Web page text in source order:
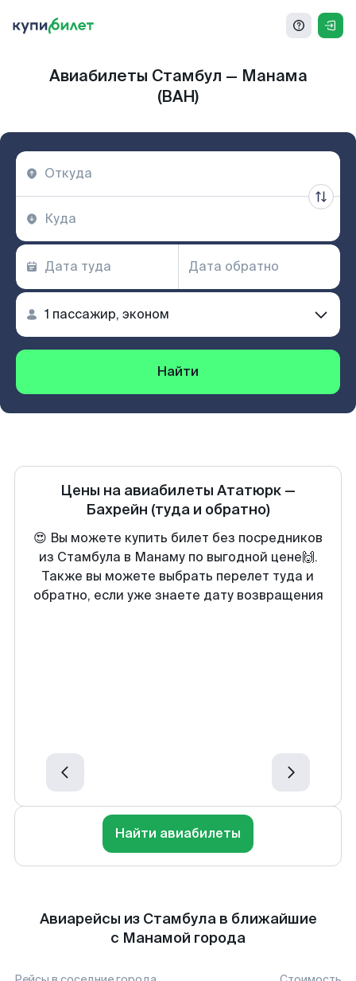
Авиабилеты Стамбул — Манама
(BAH)
Найти
Цены на авиабилеты Ататюрк —
Бахрейн (туда и обратно)
😍 Вы можете купить билет без посредников
из Стамбула в Манаму по выгодной цене🙌.
Также вы можете выбрать перелет туда и
обратно, если уже знаете дату возвращения
Найти авиабилеты
Авиарейсы из Стамбула в ближайшие
с Манамой города